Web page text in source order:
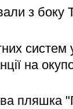
з боку
систем
на
пляшка